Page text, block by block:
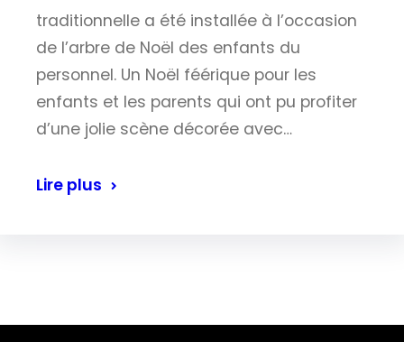
traditionnelle a été installée à l’occasion
de l’arbre de Noël des enfants du
personnel. Un Noël féérique pour les
enfants et les parents qui ont pu profiter
d’une jolie scène décorée avec…
Lire plus